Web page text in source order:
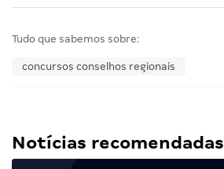
Tudo que sabemos sobre:
concursos conselhos regionais
Notícias recomendadas